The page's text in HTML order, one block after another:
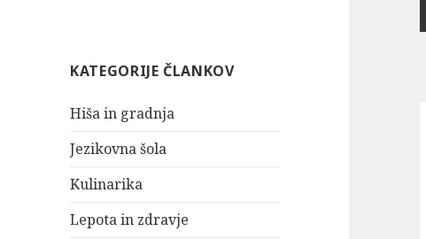
KATEGORIJE ČLANKOV
Hiša in gradnja
Jezikovna šola
Kulinarika
Lepota in zdravje